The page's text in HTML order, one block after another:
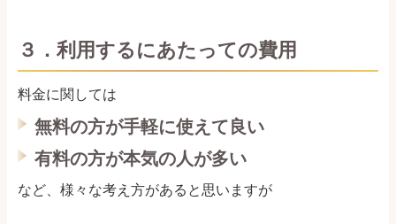
３．利用するにあたっての費用
料金に関しては
無料の方が手軽に使えて良い
有料の方が本気の人が多い
など、様々な考え方があると思いますが